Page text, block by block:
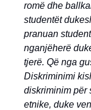
romë dhe
studentët
pranuan
nganjëherë
tjerë. Që nga
Diskriminimi
diskriminim për
etnike, duke